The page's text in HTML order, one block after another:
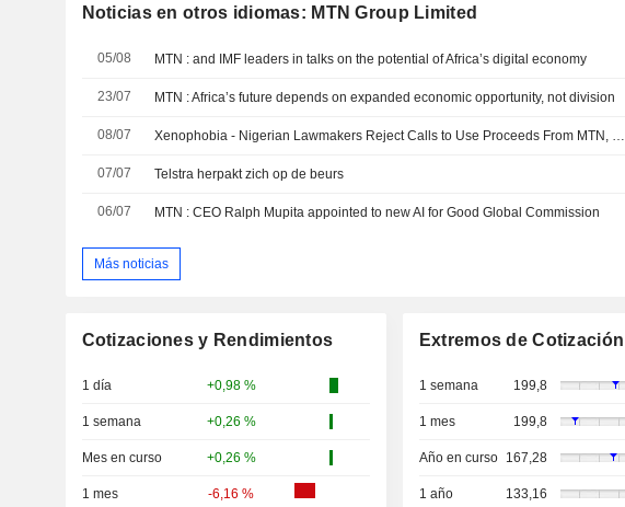
Noticias en otros idiomas: MTN Group Limited
05/08 MTN : and IMF leaders in talks on the potential of Africa’s digital economy
23/07 MTN : Africa’s future depends on expanded economic opportunity, not division
08/07 Xenophobia - Nigerian Lawmakers Reject Calls to Use Proceeds From MTN, DStv to Compensate Victims
07/07 Telstra herpakt zich op de beurs
06/07 MTN : CEO Ralph Mupita appointed to new AI for Good Global Commission
Más noticias
Cotizaciones y Rendimientos
1 día +0,98 %
1 semana +0,26 %
Mes en curso +0,26 %
1 mes -6,16 %
Extremos de Cotización
1 semana 199,8
1 mes 199,8
Año en curso 167,28
1 año 133,16